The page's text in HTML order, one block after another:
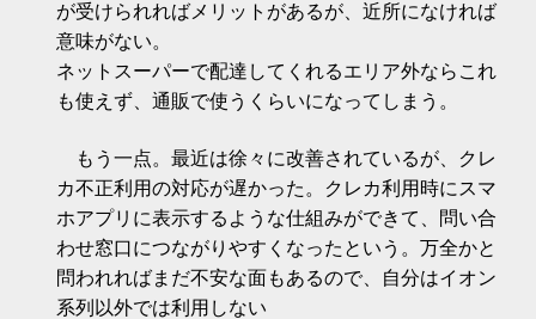
が受けられればメリットがあるが、近所になければ
意味がない。
ネットスーパーで配達してくれるエリア外ならこれ
も使えず、通販で使うくらいになってしまう。
もう一点。最近は徐々に改善されているが、クレ
カ不正利用の対応が遅かった。クレカ利用時にスマ
ホアプリに表示するような仕組みができて、問い合
わせ窓口につながりやすくなったという。万全かと
問われればまだ不安な面もあるので、自分はイオン
系列以外では利用しない